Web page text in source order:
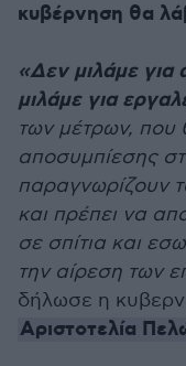
κυβέρνηση θα
«Δεν μιλάμε για
μιλάμε για
των μέτρων, που
αποσυμπίεσης
παραγνωρίζουν
και πρέπει να
σε σπίτια και
την αίρεση των
δήλωσε η
Αριστοτελία